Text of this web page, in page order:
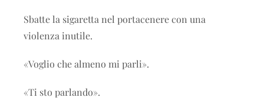
Sbatte la sigaretta nel portacenere con una
violenza inutile.
«Voglio che almeno mi parli».
«Ti sto parlando».